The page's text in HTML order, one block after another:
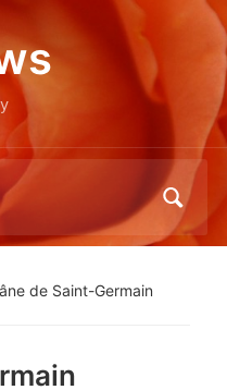
de Saint-Germain